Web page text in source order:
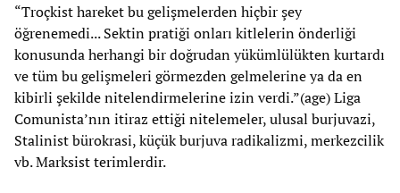
“Troçkist hareket bu gelişmelerden hiçbir şey
öğrenemedi... Sektin pratiği onları kitlelerin önderliği
konusunda herhangi bir doğrudan yükümlülükten kurtardı
ve tüm bu gelişmeleri görmezden gelmelerine ya da en
kibirli şekilde nitelendirmelerine izin verdi.”(age) Liga
Comunista’nın itiraz ettiği nitelemeler, ulusal burjuvazi,
Stalinist bürokrasi, küçük burjuva radikalizmi, merkezcilik
vb. Marksist terimlerdir.